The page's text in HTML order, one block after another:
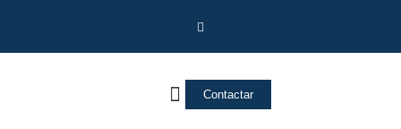
Contactar